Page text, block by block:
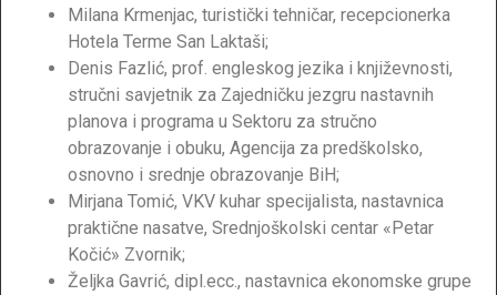
Milana Krmenjac, turistički tehničar, recepcionerka
Hotela Terme San Laktaši;
Denis Fazlić, prof. engleskog jezika i književnosti,
stručni savjetnik za Zajedničku jezgru nastavnih
planova i programa u Sektoru za stručno
obrazovanje i obuku, Agencija za predškolsko,
osnovno i srednje obrazovanje BiH;
Mirjana Tomić, VKV kuhar specijalista, nastavnica
praktične nasatve, Srednjoškolski centar «Petar
Kočić» Zvornik;
Željka Gavrić, dipl.ecc., nastavnica ekonomske grupe